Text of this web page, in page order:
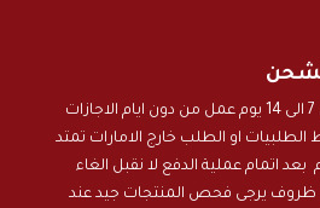
مدة الطلب من 7 الى 14 يوم عمل من دون ايام الاجازات
او الطلب خارج الامارات تمتد
الى 25 يوم بعد اتمام عملية الدفع لا نقبل الغاء
يرجى فحص المنتجات جيد عند